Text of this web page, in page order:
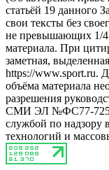
статьёй 19 данного
свои тексты без
не превышающих 1/4
материала. При
заметная,
https://www.sport.ru.
объёма материала
разрешения
СМИ ЭЛ №ФС77-
службой по надзору
технологий и